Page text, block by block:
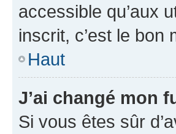
accessible qu’aux
inscrit, c’est le bon
Haut
J’ai changé mon
Si vous êtes sûr